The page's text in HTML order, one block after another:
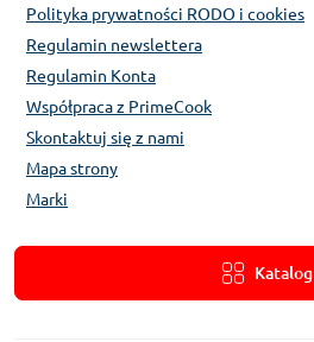
Polityka prywatności RODO i cookies
Regulamin newslettera
Regulamin Konta
Współpraca z PrimeCook
Skontaktuj się z nami
Mapa strony
Marki
Katalog